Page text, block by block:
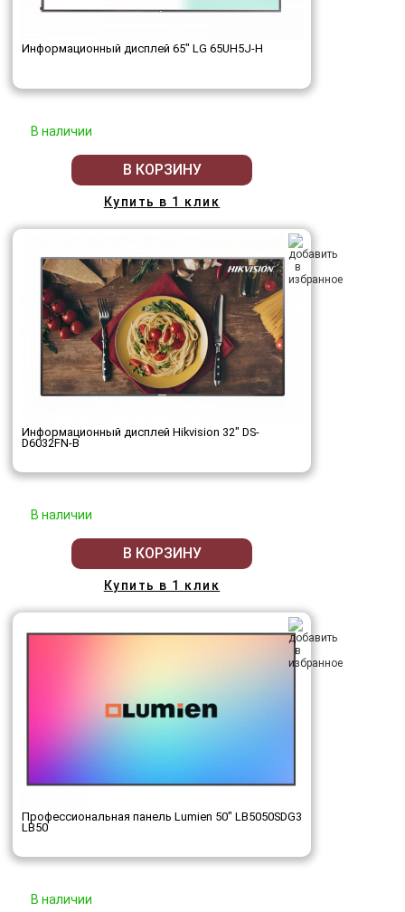
Информационный дисплей 65" LG 65UH5J-H
В наличии
В КОРЗИНУ
Купить в 1 клик
Информационный дисплей Hikvision 32" DS-
D6032FN-B
В наличии
В КОРЗИНУ
Купить в 1 клик
Профессиональная панель Lumien 50" LB5050SDG3
LB50
В наличии